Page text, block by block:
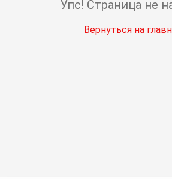
Упс! Страница не
Вернуться на